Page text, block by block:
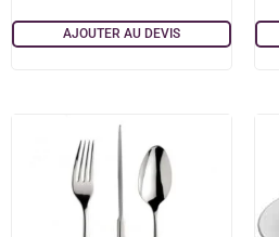
AJOUTER AU DEVIS